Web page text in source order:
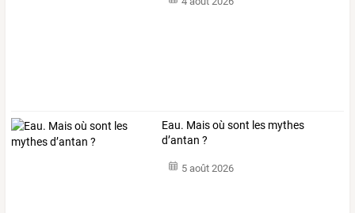
Eau. Mais où sont les mythes
d’antan ?
5 août 2026